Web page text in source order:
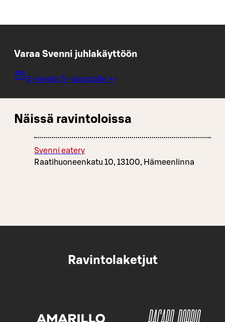
Varaa Svenni juhlakäyttöön
S-meets.fi -sivustolle >>
Näissä ravintoloissa
Svenni eatery
Raatihuoneenkatu 10, 13100, Hämeenlinna
Ravintolaketjut